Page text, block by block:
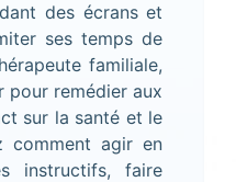
des écrans et
ses temps de
familiale,
pour remédier aux
sur la santé et le
comment agir en
instructifs, faire